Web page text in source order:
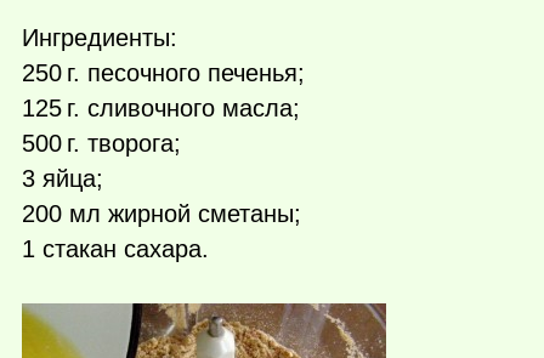
Ингредиенты:
250 г. песочного печенья;
125 г. сливочного масла;
500 г. творога;
3 яйца;
200 мл жирной сметаны;
1 стакан сахара.